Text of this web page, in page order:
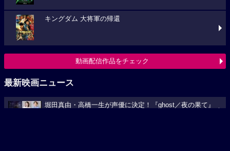
キングダム 大将軍の帰還
動画配信作品をチェック
最新映画ニュース
堀田真由・高橋一生が声優に決定！『ghost／夜の果て』